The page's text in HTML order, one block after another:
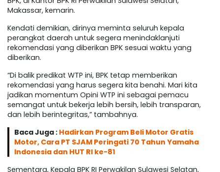
Makassar, kemarin.
Kendati demikian, dirinya meminta seluruh kepala
perangkat daerah untuk segera menindaklanjuti
rekomendasi yang diberikan BPK sesuai waktu yang
diberikan.
“Di balik predikat WTP ini, BPK tetap memberikan
rekomendasi yang harus segera kita benahi. Mari kita
jadikan momentum Opini WTP ini sebagai pemacu
semangat untuk bekerja lebih bersih, lebih transparan,
dan lebih berintegritas,” tambahnya.
Baca Juga : Hadirkan Program Beli Motor Gratis
Motor, Cara PT SJAM Peringati 70 Tahun Yamaha
Indonesia dan HUT RI ke-81
Sementara, Kepala BPK RI Perwakilan Sulawesi Selatan,